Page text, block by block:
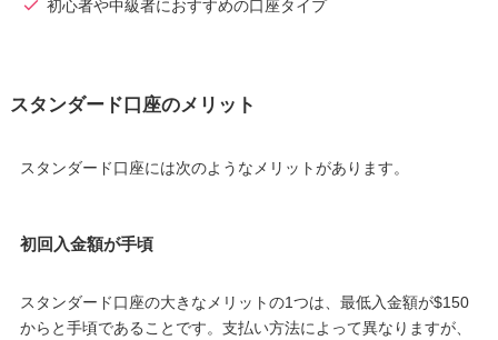
初心者や中級者におすすめの口座タイプ
スタンダード口座のメリット
スタンダード口座には次のようなメリットがあります。
初回入金額が手頃
スタンダード口座の大きなメリットの1つは、最低入金額が$150
からと手頃であることです。支払い方法によって異なりますが、